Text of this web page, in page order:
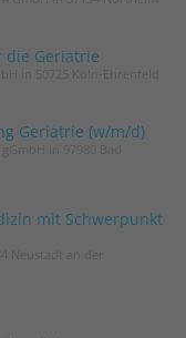
Geriatrie
Geriatrie (w/m/d)
mit Schwerpunkt